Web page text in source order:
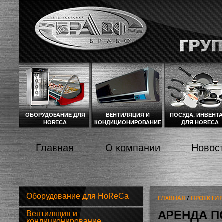
Перейти к основному содержанию
ОБОРУДОВАНИЕ ДЛЯ
HORECA
ВЕНТИЛЯЦИЯ И
КОНДИЦИОНИРОВАНИЕ
ПОСУДА,
ДЛЯ HORECA
ГЛАВНОЕ МЕНЮ
Главная О компании
Оборудование для HoReCa
Вентиляция и
ВЫ ЗДЕСЬ
ГЛАВНАЯ /
АРЕНДА